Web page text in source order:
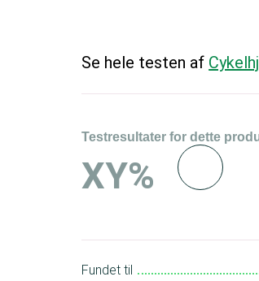
Se hele testen af
Testresultater for dette
XY%
Fundet til